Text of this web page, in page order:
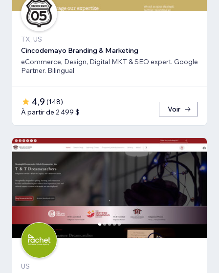
TX, US
Cincodemayo Branding & Marketing
eCommerce, Design, Digital MKT & SEO expert. Google
Partner. Bilingual
4,9 (148)
À partir de 2 499 $
Voir
US